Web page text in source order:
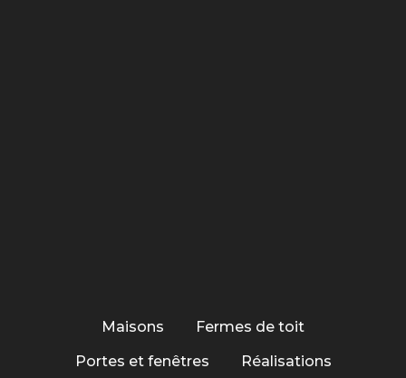
Maisons
Fermes de toit
Portes et fenêtres
Réalisations